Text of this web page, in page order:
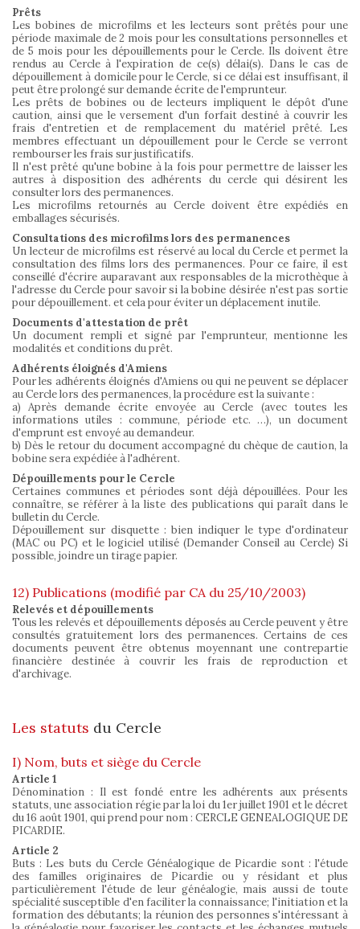
Prêts
Les bobines de microfilms et les lecteurs sont prêtés pour une
période maximale de 2 mois pour les consultations personnelles et
de 5 mois pour les dépouillements pour le Cercle. Ils doivent être
rendus au Cercle à l'expiration de ce(s) délai(s). Dans le cas de
dépouillement à domicile pour le Cercle, si ce délai est insuffisant, il
peut être prolongé sur demande écrite de l'emprunteur.
Les prêts de bobines ou de lecteurs impliquent le dépôt d'une
caution, ainsi que le versement d'un forfait destiné à couvrir les
frais d'entretien et de remplacement du matériel prêté. Les
membres effectuant un dépouillement pour le Cercle se verront
rembourser les frais sur justificatifs.
Il n'est prêté qu'une bobine à la fois pour permettre de laisser les
autres à disposition des adhérents du cercle qui désirent les
consulter lors des permanences.
Les microfilms retournés au Cercle doivent être expédiés en
emballages sécurisés.
Consultations des microfilms lors des permanences
Un lecteur de microfilms est réservé au local du Cercle et permet la
consultation des films lors des permanences. Pour ce faire, il est
conseillé d'écrire auparavant aux responsables de la microthèque à
l'adresse du Cercle pour savoir si la bobine désirée n'est pas sortie
pour dépouillement. et cela pour éviter un déplacement inutile.
Documents d'attestation de prêt
Un document rempli et signé par l'emprunteur, mentionne les
modalités et conditions du prêt.
Adhérents éloignés d'Amiens
Pour les adhérents éloignés d'Amiens ou qui ne peuvent se déplacer
au Cercle lors des permanences, la procédure est la suivante :
a) Après demande écrite envoyée au Cercle (avec toutes les
informations utiles : commune, période etc. …), un document
d'emprunt est envoyé au demandeur.
b) Dès le retour du document accompagné du chèque de caution, la
bobine sera expédiée à l'adhérent.
Dépouillements pour le Cercle
Certaines communes et périodes sont déjà dépouillées. Pour les
connaître, se référer à la liste des publications qui paraît dans le
bulletin du Cercle.
Dépouillement sur disquette : bien indiquer le type d'ordinateur
(MAC ou PC) et le logiciel utilisé (Demander Conseil au Cercle) Si
possible, joindre un tirage papier.
12) Publications (modifié par CA du 25/10/2003)
Relevés et dépouillements
Tous les relevés et dépouillements déposés au Cercle peuvent y être
consultés gratuitement lors des permanences. Certains de ces
documents peuvent être obtenus moyennant une contrepartie
financière destinée à couvrir les frais de reproduction et
d'archivage.
Les statuts du Cercle
I) Nom, buts et siège du Cercle
Article 1
Dénomination : Il est fondé entre les adhérents aux présents
statuts, une association régie par la loi du 1er juillet 1901 et le décret
du 16 août 1901, qui prend pour nom : CERCLE GENEALOGIQUE DE
PICARDIE.
Article 2
Buts : Les buts du Cercle Généalogique de Picardie sont : l'étude
des familles originaires de Picardie ou y résidant et plus
particulièrement l'étude de leur généalogie, mais aussi de toute
spécialité susceptible d'en faciliter la connaissance; l'initiation et la
formation des débutants; la réunion des personnes s'intéressant à